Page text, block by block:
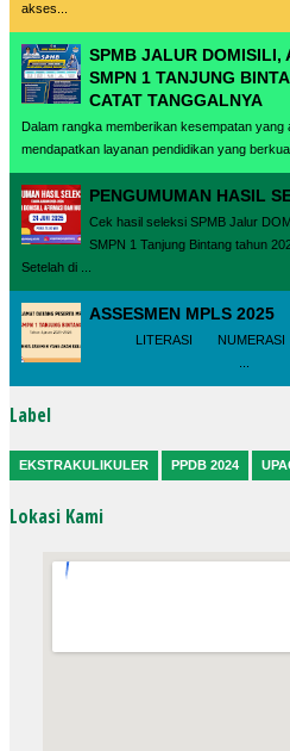
akses...
SPMB JALUR DOMISILI,
SMPN 1 TANJUNG
CATAT TANGGALNYA
Dalam rangka memberikan kesempatan yang
mendapatkan layanan pendidikan yang
PENGUMUMAN HASIL
Cek hasil seleksi SPMB Jalur
SMPN 1 Tanjung Bintang tahun
Setelah di ...
ASSESMEN MPLS 2025
LITERASI
Label
EKSTRAKULIKULER PPDB 2024
Lokasi Kami